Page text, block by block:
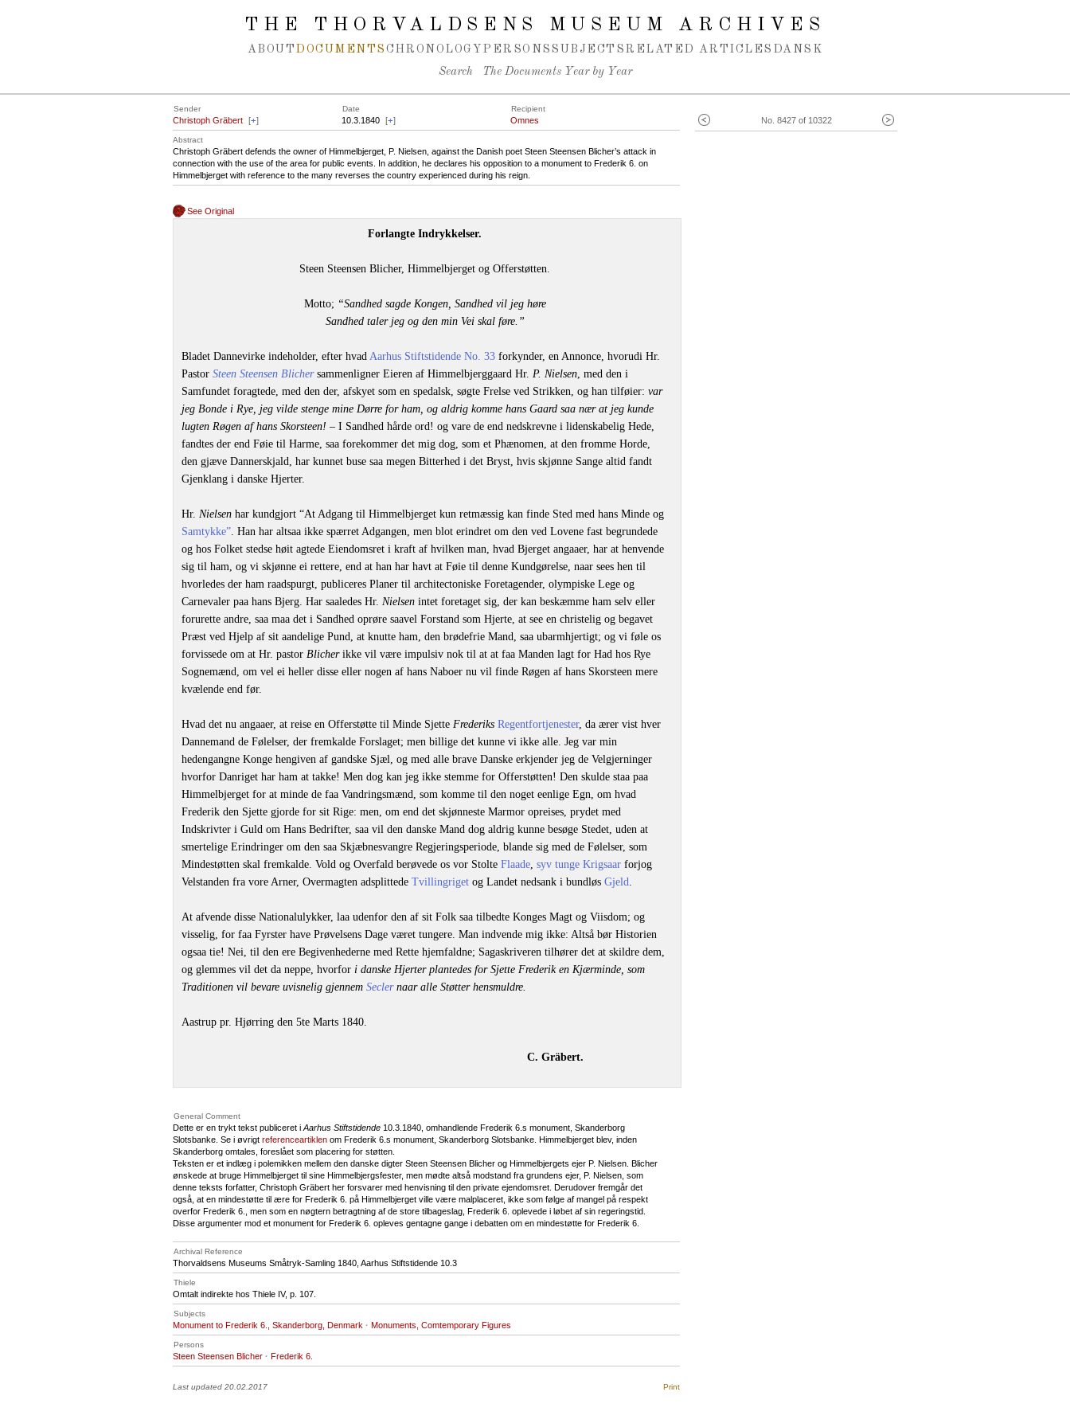
THE THORVALDSENS MUSEUM ARCHIVES
ABOUT DOCUMENTS CHRONOLOGY PERSONS SUBJECTS RELATED ARTICLES DANSK
Search The Documents Year by Year
No. 8427 of 10322
Sender Date Recipient
Christoph Gräbert [+] 10.3.1840 [+] Omnes
Abstract
Christoph Gräbert defends the owner of Himmelbjerget, P. Nielsen, against the Danish poet Steen Steensen Blicher’s attack in
connection with the use of the area for public events. In addition, he declares his opposition to a monument to Frederik 6. on
Himmelbjerget with reference to the many reverses the country experienced during his reign.
See Original
Forlangte Indrykkelser.
Steen Steensen Blicher, Himmelbjerget og Offerstøtten.
Motto; “Sandhed sagde Kongen, Sandhed vil jeg høre
Sandhed taler jeg og den min Vei skal føre.”
Bladet Dannevirke indeholder, efter hvad Aarhus Stiftstidende No. 33 forkynder, en Annonce, hvorudi Hr.
Pastor Steen Steensen Blichersammenligner Eieren af Himmelbjerggaard Hr. P. Nielsen, med den i
Samfundet foragtede, med den der, afskyet som en spedalsk, søgte Frelse ved Strikken, og han tilføier: var
jeg Bonde i Rye, jeg vilde stenge mine Dørre for ham, og aldrig komme hans Gaard saa nær at jeg kunde
lugten Røgen af hans Skorsteen! – I Sandhed hårde ord! og vare de end nedskrevne i lidenskabelig Hede,
fandtes der end Føie til Harme, saa forekommer det mig dog, som et Phænomen, at den fromme Horde,
den gjæve Dannerskjald, har kunnet buse saa megen Bitterhed i det Bryst, hvis skjønne Sange altid fandt
Gjenklang i danske Hjerter.
Hr. Nielsen har kundgjort “At Adgang til Himmelbjerget kun retmæssig kan finde Sted med hans Minde og
Samtykke”. Han har altsaa ikke spærret Adgangen, men blot erindret om den ved Lovene fast begrundede
og hos Folket stedse høit agtede Eiendomsret i kraft af hvilken man, hvad Bjerget angaaer, har at henvende
sig til ham, og vi skjønne ei rettere, end at han har havt at Føie til denne Kundgørelse, naar sees hen til
hvorledes der ham raadspurgt, publiceres Planer til architectoniske Foretagender, olympiske Lege og
Carnevaler paa hans Bjerg. Har saaledes Hr. Nielsen intet foretaget sig, der kan beskæmme ham selv eller
forurette andre, saa maa det i Sandhed oprøre saavel Forstand som Hjerte, at see en christelig og begavet
Præst ved Hjelp af sit aandelige Pund, at knutte ham, den brødefrie Mand, saa ubarmhjertigt; og vi føle os
forvissede om at Hr. pastor Blicherikke vil være impulsiv nok til at at faa Manden lagt for Had hos Rye
Sognemænd, om vel ei heller disse eller nogen af hans Naboer nu vil finde Røgen af hans Skorsteen mere
kvælende end før.
Hvad det nu angaaer, at reise en Offerstøtte til Minde Sjette Frederiks Regentfortjenester, da ærer vist hver
Dannemand de Følelser, der fremkalde Forslaget; men billige det kunne vi ikke alle. Jeg var min
hedengangne Konge hengiven af gandske Sjæl, og med alle brave Danske erkjender jeg de Velgjerninger
hvorfor Danriget har ham at takke! Men dog kan jeg ikke stemme for Offerstøtten! Den skulde staa paa
Himmelbjerget for at minde de faa Vandringsmænd, som komme til den noget eenlige Egn, om hvad
Frederik den Sjette gjorde for sit Rige: men, om end det skjønneste Marmor opreises, prydet med
Indskrivter i Guld om Hans Bedrifter, saa vil den danske Mand dog aldrig kunne besøge Stedet, uden at
smertelige Erindringer om den saa Skjæbnesvangre Regjeringsperiode, blande sig med de Følelser, som
Mindestøtten skal fremkalde. Vold og Overfald berøvede os vor Stolte Flaade, syv tunge Krigsaar forjog
Velstanden fra vore Arner, Overmagten adsplittede Tvillingriget og Landet nedsank i bundløs Gjeld.
At afvende disse Nationalulykker, laa udenfor den af sit Folk saa tilbedte Konges Magt og Viisdom; og
visselig, for faa Fyrster have Prøvelsens Dage været tungere. Man indvende mig ikke: Altså bør Historien
ogsaa tie! Nei, til den ere Begivenhederne med Rette hjemfaldne; Sagaskriveren tilhører det at skildre dem,
og glemmes vil det da neppe, hvorfor i danske Hjerter plantedes for Sjette Frederik en Kjærminde, som
Traditionen vil bevare uvisnelig gjennem Seclernaar alle Støtter hensmuldre.
Aastrup pr. Hjørring den 5te Marts 1840.
C. Gräbert.
General Comment
Dette er en trykt tekst publiceret i Aarhus Stiftstidende 10.3.1840, omhandlende Frederik 6.s monument, Skanderborg
Slotsbanke. Se i øvrigt referenceartiklen om Frederik 6.s monument, Skanderborg Slotsbanke. Himmelbjerget blev, inden
Skanderborg omtales, foreslået som placering for støtten.
Teksten er et indlæg i polemikken mellem den danske digter Steen Steensen Blicher og Himmelbjergets ejer P. Nielsen. Blicher
ønskede at bruge Himmelbjerget til sine Himmelbjergsfester, men mødte altså modstand fra grundens ejer, P. Nielsen, som
denne teksts forfatter, Christoph Gräbert her forsvarer med henvisning til den private ejendomsret. Derudover fremgår det
også, at en mindestøtte til ære for Frederik 6. på Himmelbjerget ville være malplaceret, ikke som følge af mangel på respekt
overfor Frederik 6., men som en nøgtern betragtning af de store tilbageslag, Frederik 6. oplevede i løbet af sin regeringstid.
Disse argumenter mod et monument for Frederik 6. opleves gentagne gange i debatten om en mindestøtte for Frederik 6.
Archival Reference
Thorvaldsens Museums Småtryk-Samling 1840, Aarhus Stiftstidende 10.3
Thiele
Omtalt indirekte hos Thiele IV, p. 107.
Subjects
Monument to Frederik 6., Skanderborg, Denmark · Monuments, Comtemporary Figures
Persons
Steen Steensen Blicher · Frederik 6.
Last updated 20.02.2017 Print